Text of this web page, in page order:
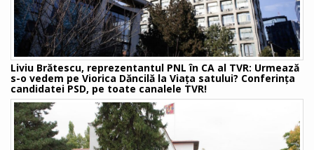
Liviu Brătescu, reprezentantul PNL în CA al TVR: Urmează
s-o vedem pe Viorica Dăncilă la Viața satului? Conferința
candidatei PSD, pe toate canalele TVR!